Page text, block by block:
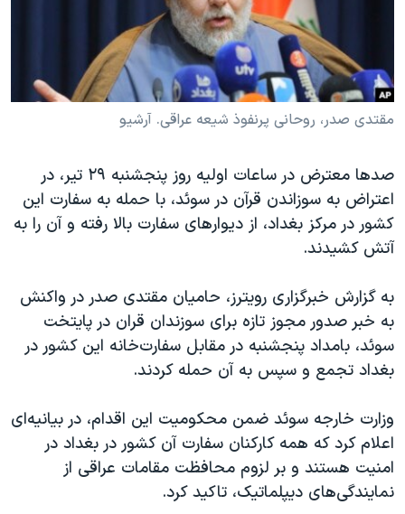
فرهنگ و زندگی
حقوق شهروندی
اقتصادی
علم و فناوری
گالری عکس
آرشیو پخش زنده
انتخابات ریاست جمهوری آمریکا ۲۰۲۴
حمله جمهوری اسلامی به اسرائیل
رمز مهسا
اعتراضات زن، زندگی، آزادی
مجموعه مستندهای دادخواهی
تریبونال مردمی آبان ۹۸
چهل سال گروگان‌گیری
قانون شفافیت دارائی کادر رهبری ایران
اعتراضات مردمی آبان ۹۸
نرگس محمدی برنده جایزه نوبل صلح
همایش محافظه‌کاران آمریکا «سی‌پک»
صفحه‌های ویژه
مقتدی صدر، روحانی پرنفوذ شیعه عراقی. آرشیو
صدها معترض در ساعات اولیه روز پنجشنبه ۲۹ تیر، در
اعتراض به سوزاندن قرآن در سوئد، با حمله به سفارت این
کشور در مرکز بغداد، از دیوارهای سفارت بالا رفته و آن را به
آتش کشیدند.
به گزارش خبرگزاری رویترز، حامیان مقتدی صدر در واکنش
به خبر صدور مجوز تازه برای سوزندان قران در پایتخت
سوئد، بامداد پنجشنبه در مقابل سفارت‌خانه این کشور در
بغداد تجمع و سپس به آن حمله کردند.
وزارت خارجه سوئد ضمن محکومیت این اقدام، در بیانیه‌ای
اعلام کرد که همه کارکنان سفارت آن کشور در بغداد در
امنیت هستند و بر لزوم محافظت مقامات عراقی از
نمایندگی‌های دیپلماتیک، تاکید کرد.